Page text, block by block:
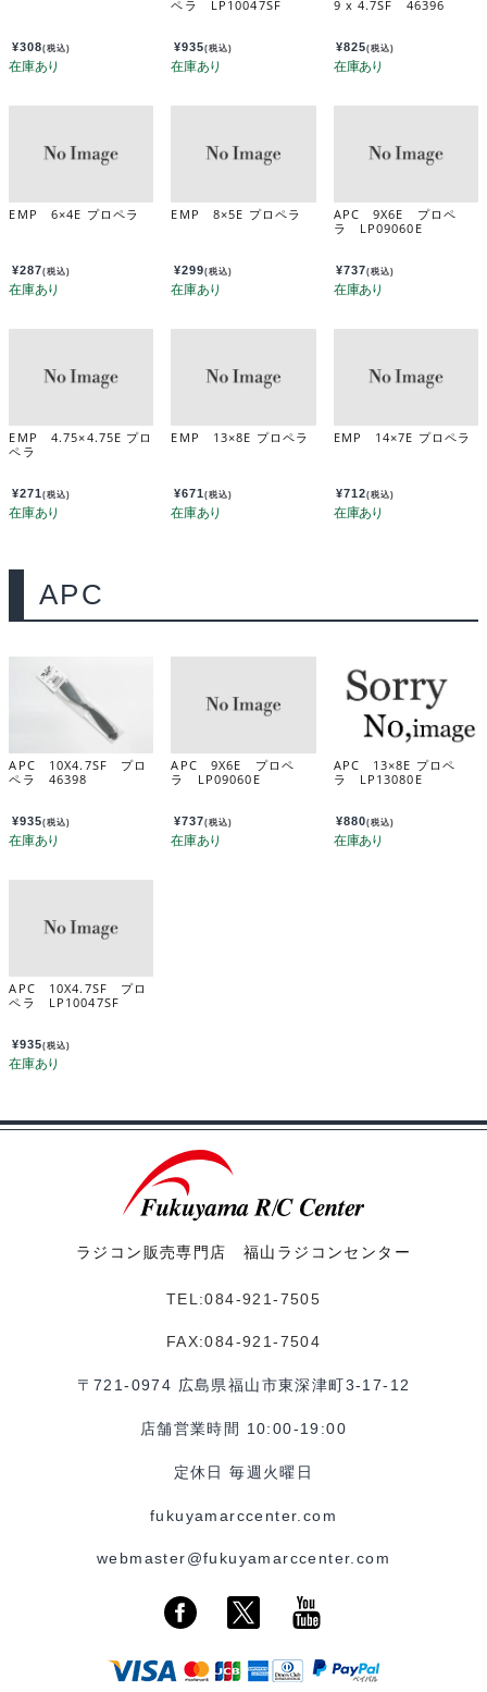
¥308(税込)
ペラ LP10047SF
¥935(税込)
9 x 4.7SF 46396
¥825(税込)
EMP 6×4E プロペラ
¥287(税込)
EMP 8×5E プロペラ
¥299(税込)
APC 9X6E プロペ
ラ LP09060E
¥737(税込)
EMP 4.75×4.75E プロ
ペラ
¥271(税込)
EMP 13×8E プロペラ
¥671(税込)
EMP 14×7E プロペラ
¥712(税込)
APC
APC 10X4.7SF プロ
ペラ 46398
¥935(税込)
APC 9X6E プロペ
ラ LP09060E
¥737(税込)
APC 13×8E プロペ
ラ LP13080E
¥880(税込)
APC 10X4.7SF プロ
ペラ LP10047SF
¥935(税込)
ラジコン販売専門店 福山ラジコンセンター
TEL:084-921-7505
FAX:084-921-7504
〒721-0974 広島県福山市東深津町3-17-12
店舗営業時間 10:00-19:00
定休日 毎週火曜日
fukuyamarccenter.com
webmaster@fukuyamarccenter.com